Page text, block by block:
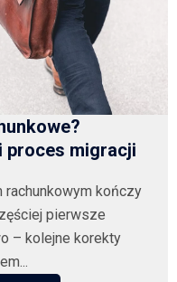
proces migracji
rachunkowym kończy
pierwsze
– kolejne korekty